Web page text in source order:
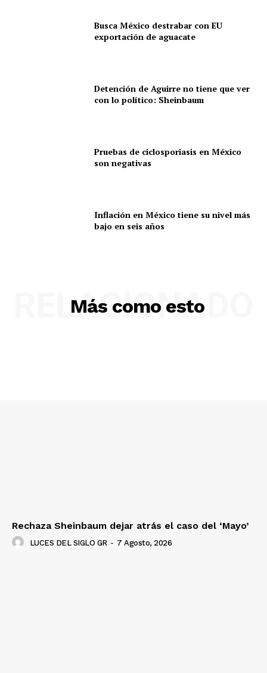
Información Propietaria / Financiación
Busca México destrabar con EU
exportación de aguacate
Detención de Aguirre no tiene que ver
con lo político: Sheinbaum
Pruebas de ciclosporiasis en México
son negativas
Inflación en México tiene su nivel más
bajo en seis años
Más como esto
RELACIONADO
Rechaza Sheinbaum dejar atrás el caso del ‘Mayo’
LUCES DEL SIGLO GR - 7 Agosto, 2026